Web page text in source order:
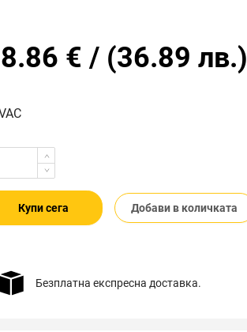
€ / (36.89 лв.)
Купи сега Добави в количката
Безплатна експресна доставка.